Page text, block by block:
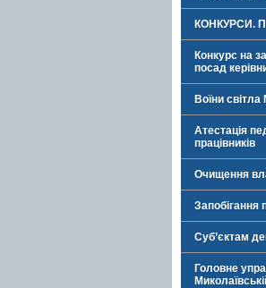
КОНКУРСИ.
Конкурс на
посад
Воїни
Атестація
працівників
Очищення
Запобігання
Суб’єктам
Головне